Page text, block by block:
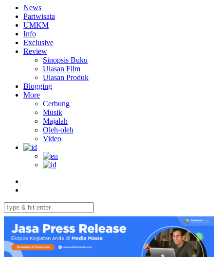
News
Pariwisata
UMKM
Info
Exclusive
Review
Sinopsis Buku
Ulasan Film
Ulasan Produk
Blogging
More
Cerbung
Musik
Majalah
Oleh-oleh
Video